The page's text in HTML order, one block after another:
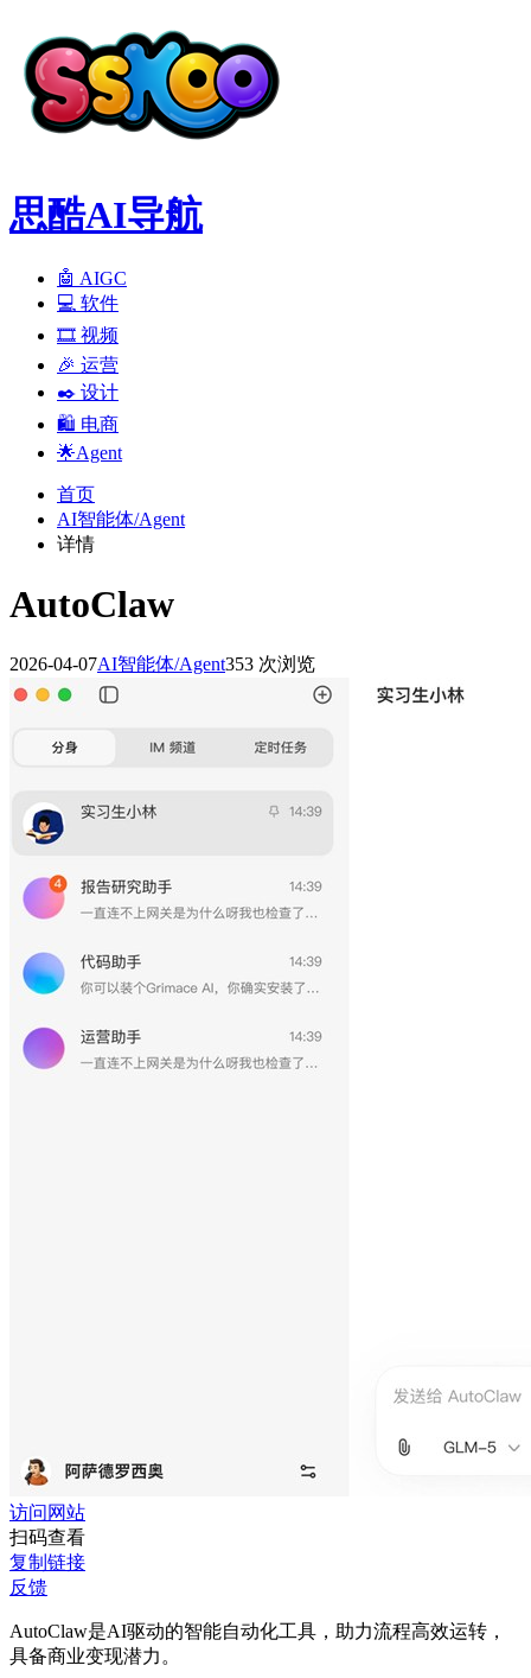
思酷AI导航
🤖 AIGC
💻️ 软件
🎞️ 视频
🎉 运营
✒️ 设计
🛍️ 电商
🌟Agent
首页
AI智能体/Agent
详情
AutoClaw
2026-04-07AI智能体/Agent353 次浏览
访问网站
扫码查看
复制链接
反馈
AutoClaw是AI驱动的智能自动化工具，助力流程高效运转，
具备商业变现潜力。